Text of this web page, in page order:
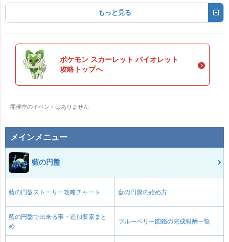
もっと見る
ポケモン スカーレット バイオレット
攻略トップへ
開催中のイベントはありません
メインメニュー
藍の円盤
藍の円盤ストーリー攻略チャート 藍の円盤の始め方
藍の円盤で出来る事・追加要素まと
め
ブルーベリー図鑑の完成報酬一覧